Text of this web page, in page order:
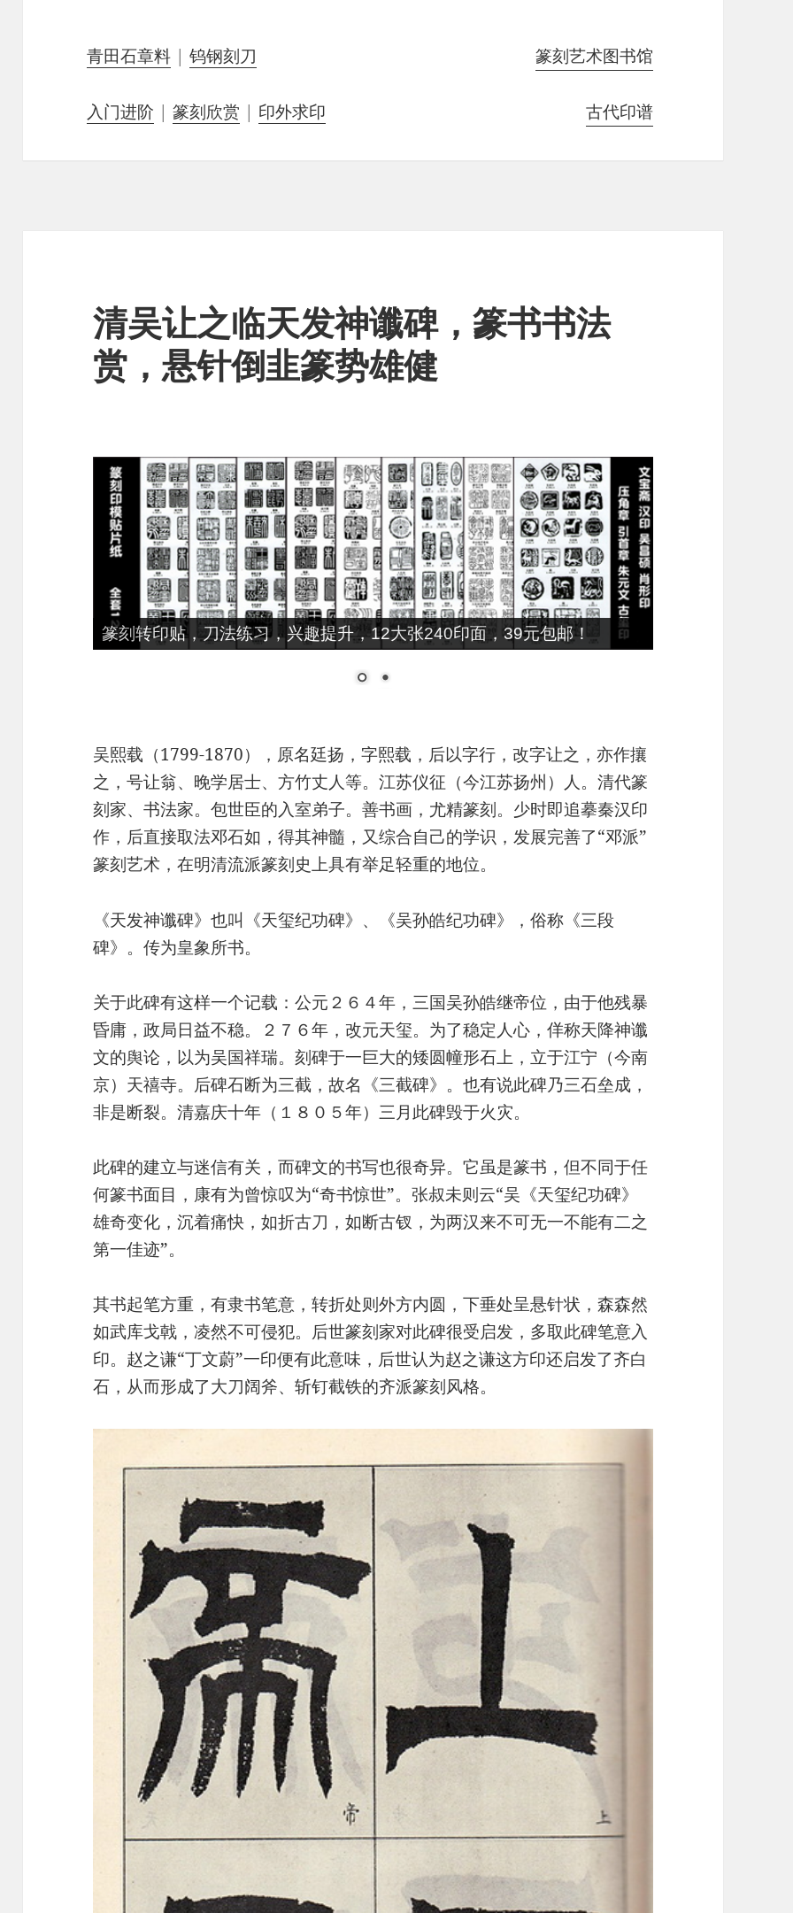
青田石章料 |钨钢刻刀 篆刻艺术图书馆
入门进阶 |篆刻欣赏 | 印外求印 古代印谱
清吴让之临天发神谶碑，篆书书法
赏，悬针倒韭篆势雄健
篆刻转印贴，刀法练习，兴趣提升，12大张240印面，39元包邮！
吴熙载（1799-1870），原名廷扬，字熙载，后以字行，改字让之，亦作攘
之，号让翁、晚学居士、方竹丈人等。江苏仪征（今江苏扬州）人。清代篆
刻家、书法家。包世臣的入室弟子。善书画，尤精篆刻。少时即追摹秦汉印
作，后直接取法邓石如，得其神髓，又综合自己的学识，发展完善了“邓派”
篆刻艺术，在明清流派篆刻史上具有举足轻重的地位。
《天发神谶碑》也叫《天玺纪功碑》、《吴孙皓纪功碑》，俗称《三段
碑》。传为皇象所书。
关于此碑有这样一个记载：公元２６４年，三国吴孙皓继帝位，由于他残暴
昏庸，政局日益不稳。２７６年，改元天玺。为了稳定人心，佯称天降神谶
文的舆论，以为吴国祥瑞。刻碑于一巨大的矮圆幢形石上，立于江宁（今南
京）天禧寺。后碑石断为三截，故名《三截碑》。也有说此碑乃三石垒成，
非是断裂。清嘉庆十年（１８０５年）三月此碑毁于火灾。
此碑的建立与迷信有关，而碑文的书写也很奇异。它虽是篆书，但不同于任
何篆书面目，康有为曾惊叹为“奇书惊世”。张叔未则云“吴《天玺纪功碑》
雄奇变化，沉着痛快，如折古刀，如断古钗，为两汉来不可无一不能有二之
第一佳迹”。
其书起笔方重，有隶书笔意，转折处则外方内圆，下垂处呈悬针状，森森然
如武库戈戟，凌然不可侵犯。后世篆刻家对此碑很受启发，多取此碑笔意入
印。赵之谦“丁文蔚”一印便有此意味，后世认为赵之谦这方印还启发了齐白
石，从而形成了大刀阔斧、斩钉截铁的齐派篆刻风格。